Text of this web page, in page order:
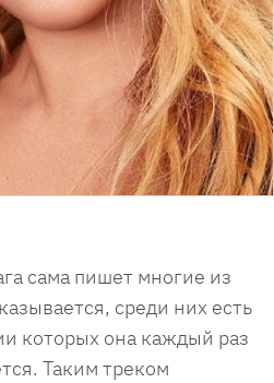
сама пишет многие из
среди них есть
которых она каждый раз
Таким треком